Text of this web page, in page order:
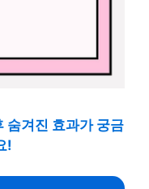
숨겨진 효과가 궁금
!